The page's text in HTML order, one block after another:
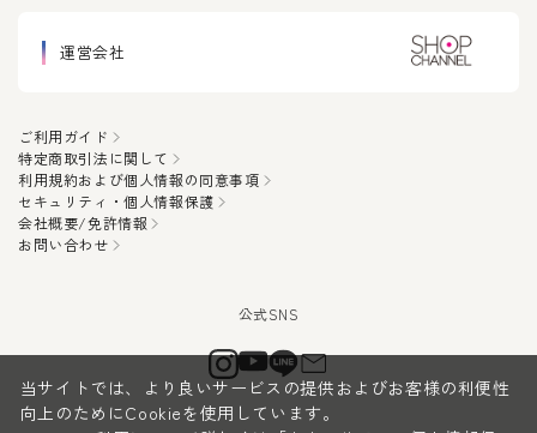
運営会社
ご利用ガイド
特定商取引法に関して
利用規約および個人情報の同意事項
セキュリティ・個人情報保護
会社概要/免許情報
お問い合わせ
当サイトでは、より良いサービスの提供およびお客様の利便性
向上のためにCookieを使用しています。